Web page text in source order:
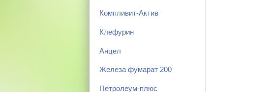
Компливит-Актив
Клефурин
Анцел
Железа фумарат 200
Петролеум-плюс